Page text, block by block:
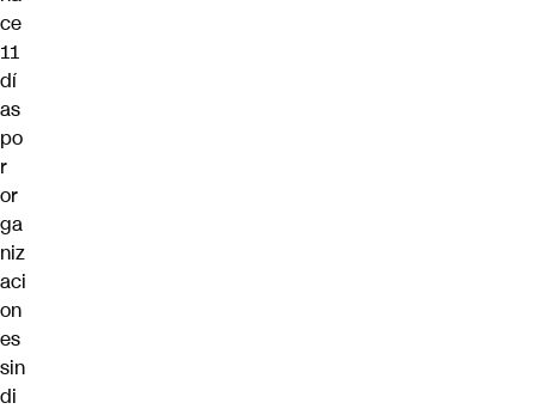
ce
11
dí
as
po
r
or
ga
niz
aci
on
es
sin
di